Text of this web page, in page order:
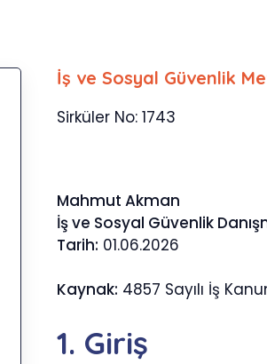
İş ve Sosyal Güvenlik
Sirküler No: 1743
Mahmut Akman
İş ve Sosyal Güvenlik
Tarih: 01.06.2026
Kaynak: 4857 Sayılı İş
1. Giriş